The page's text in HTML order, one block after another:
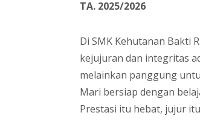
TA. 2025/2026
Di SMK Kehutanan Bakti
kejujuran dan integritas
melainkan panggung
Mari bersiap dengan
Prestasi itu hebat, jujur